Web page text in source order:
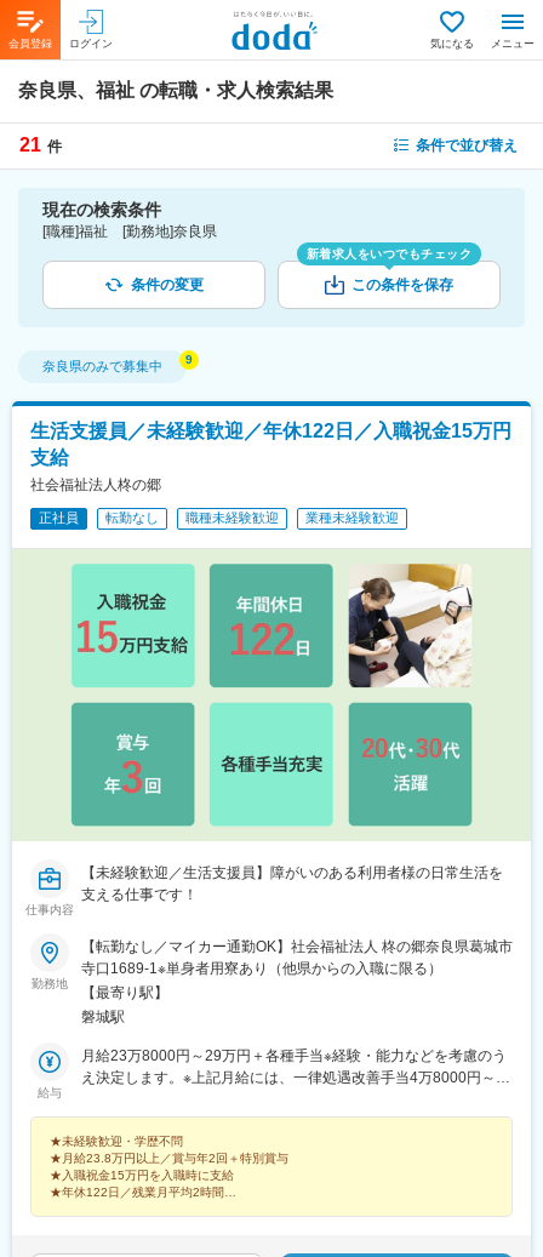
会員登録 ログイン 気になる メニュー
奈良県、福祉 の転職・求人検索結果
21 件 条件で並び替え
現在の検索条件
[職種]福祉 [勤務地]奈良県
条件の変更
新着求人をいつでもチェック
この条件を保存
奈良県のみで募集中
生活支援員／未経験歓迎／年休122日／入職祝金15万円
支給
社会福祉法人柊の郷
正社員 転勤なし 職種未経験歓迎 業種未経験歓迎
仕事内容
【未経験歓迎／生活支援員】障がいのある利用者様の日常生活を
支える仕事です！
勤務地
【転勤なし／マイカー通勤OK】社会福祉法人 柊の郷奈良県葛城市
寺口1689-1※単身者用寮あり（他県からの入職に限る）
【最寄り駅】
磐城駅
給与
月給23万8000円～29万円＋各種手当※経験・能力などを考慮のう
え決定します。※上記月給には、一律処遇改善手当4万8000円～6
例】月収約28万3000円内訳：月給19万円＋処遇改善手当4万8000
円＋係手当1万円＋交通費1万円＋夜勤手当2万5000円（5回分）※
資格手当1万円を含む想定例として掲載されているため、適用条件
は要確認
★未経験歓迎・学歴不問
★月給23.8万円以上／賞与年2回＋特別賞与
★入職祝金15万円を入職時に支給
★年休122日／残業月平均2時間